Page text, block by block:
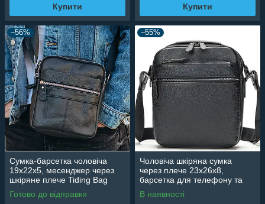
Купити Купити
–56%
Сумка-барсетка чоловіча
19х22х5, месенджер через
шкіряне плече Tiding Bag
BON6165 чорний
Готово до відправки
–55%
Чоловіча шкіряна сумка
через плече 23х26х8,
барсетка для телефону та
документів Tiding Bag 711511
чорна
В наявності